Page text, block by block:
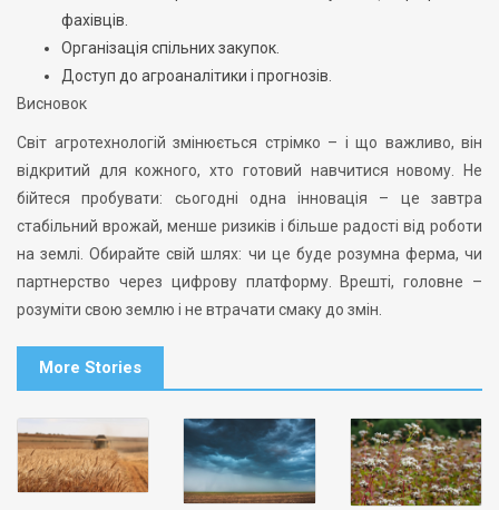
фахівців.
Організація спільних закупок.
Доступ до агроаналітики і прогнозів.
Висновок
Світ агротехнологій змінюється стрімко – і що важливо, він
відкритий для кожного, хто готовий навчитися новому. Не
бійтеся пробувати: сьогодні одна інновація – це завтра
стабільний врожай, менше ризиків і більше радості від роботи
на землі. Обирайте свій шлях: чи це буде розумна ферма, чи
партнерство через цифрову платформу. Врешті, головне –
розуміти свою землю і не втрачати смаку до змін.
More Stories